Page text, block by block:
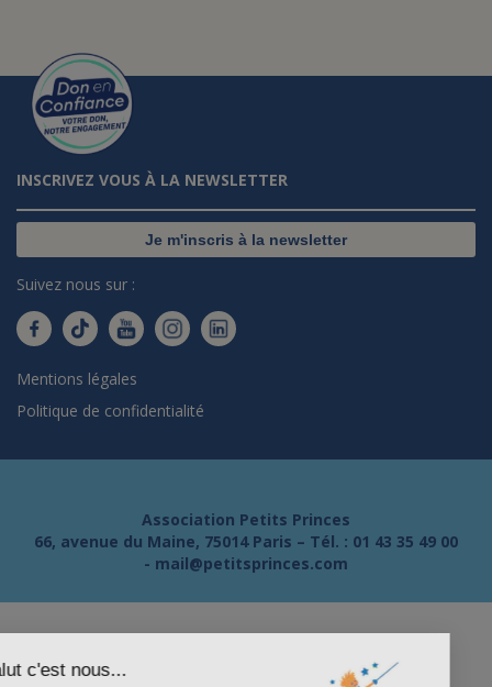
Salut c'est nous...
INSCRIVEZ VOUS À LA NEWSLETTER
Je m'inscris à la newsletter
Suivez nous sur :
Mentions légales
Politique de confidentialité
Association Petits Princes
66, avenue du Maine, 75014 Paris – Tél. : 01 43 35 49 00
- mail@petitsprinces.com